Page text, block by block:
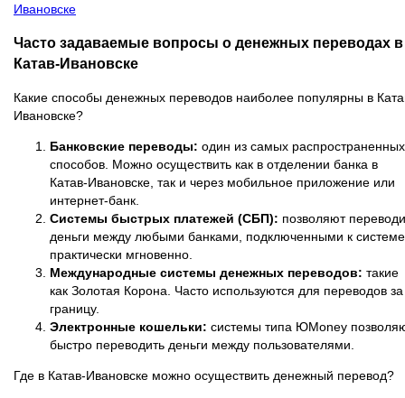
Ивановске
Часто задаваемые вопросы о денежных переводах в
Катав-Ивановске
Какие способы денежных переводов наиболее популярны в
Ивановске?
Банковские переводы: один из самых распространенных
способов. Можно осуществить как в отделении банка в
Катав-Ивановске, так и через мобильное приложение или
интернет-банк.
Системы быстрых платежей (СБП): позволяют
деньги между любыми банками, подключенными к
практически мгновенно.
Международные системы денежных переводов: такие
как Золотая Корона. Часто используются для переводов за
границу.
Электронные кошельки: системы типа ЮMoney
быстро переводить деньги между пользователями.
Где в Катав-Ивановске можно осуществить денежный перевод?